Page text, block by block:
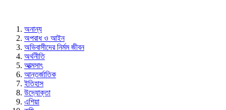
অনান্য
অপরাধ ও আইন
অভিবাসীদের নির্মম জীবন
অর্থনীতি
আত্মসাৎ
আন্তর্জাতিক
ইতিহাস
উদ্যোক্তা
এশিয়া